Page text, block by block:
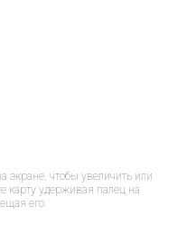
экране, чтобы увеличить или
удерживая палец на
его.